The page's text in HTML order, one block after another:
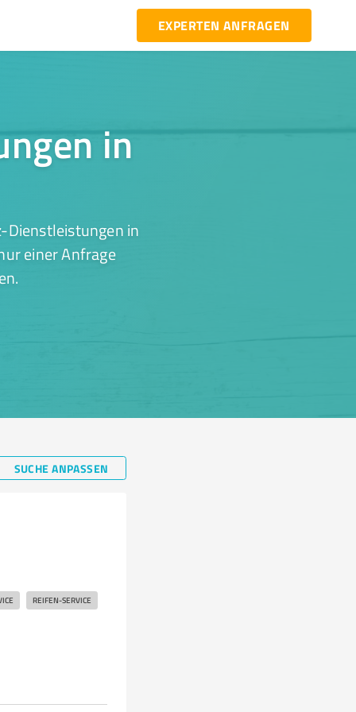
EXPERTEN ANFRAGEN
in
Dienstleistungen in
einer Anfrage
SUCHE ANPASSEN
REIFEN-SERVICE